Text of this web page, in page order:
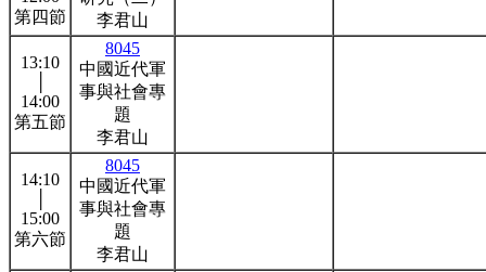
第四節
李君山
13:10
14:00
第五節
8045
中國近代軍
事與社會專
題
李君山
14:10
15:00
第六節
8045
中國近代軍
事與社會專
題
李君山